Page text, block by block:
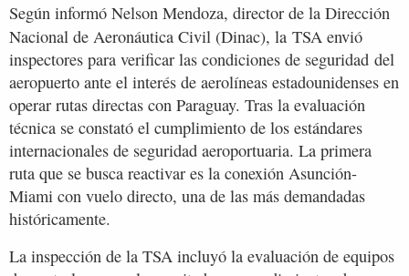
Según informó Nelson Mendoza, director de la Dirección
Nacional de Aeronáutica Civil (Dinac), la TSA envió
inspectores para verificar las condiciones de seguridad del
aeropuerto ante el interés de aerolíneas estadounidenses en
operar rutas directas con Paraguay. Tras la evaluación
técnica se constató el cumplimiento de los estándares
internacionales de seguridad aeroportuaria. La primera
ruta que se busca reactivar es la conexión Asunción-
Miami con vuelo directo, una de las más demandadas
históricamente.
La inspección de la TSA incluyó la evaluación de equipos